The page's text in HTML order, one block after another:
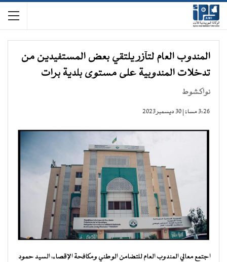
المندوب العام لتآزر يلتقي بعض المستفيدين من
تدخلات المندوبية على مستوى بلدية برات
نواكشوط
3:26 مساءً | 30 ديسمبر 2023
اجتمع معالي المندوب العام للتضامن الوطني ومكافحة الإقصاء، السيد حمود